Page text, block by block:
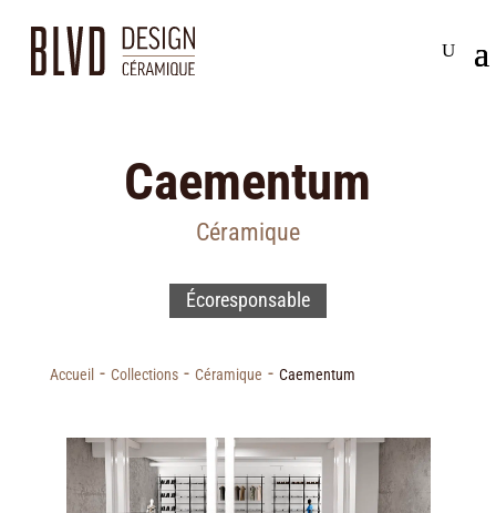
Caementum
Céramique
Écoresponsable
Accueil- Collections- Céramique - Caementum